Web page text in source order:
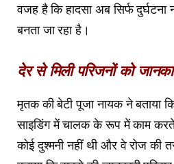
वजह है कि हादसा अब सिर्फ दुर्घटना
बनता जा रहा है।
देर से मिली परिजनों को
मृतक की बेटी पूजा नायक ने बताया
साइडिंग में चालक के रूप में काम
कोई दुश्मनी नहीं थी और वे रोज की